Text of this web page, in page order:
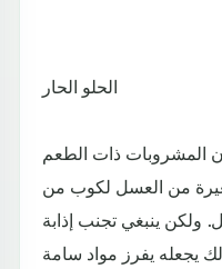
الحلو الحار
المشروبات ذات الطعم
من العسل لكوب من
ولكن ينبغي تجنب إذابة